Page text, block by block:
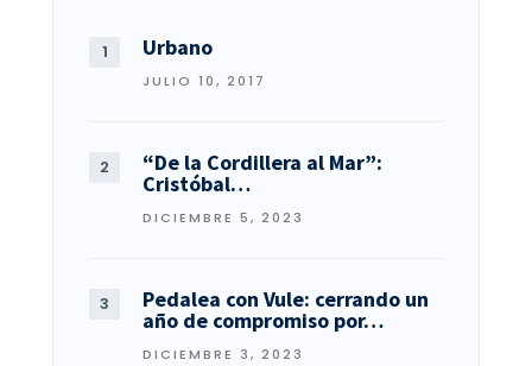
Urbano
JULIO 10, 2017
“De la Cordillera al Mar”:
Cristóbal…
DICIEMBRE 5, 2023
Pedalea con Vule: cerrando un
año de compromiso por…
DICIEMBRE 3, 2023